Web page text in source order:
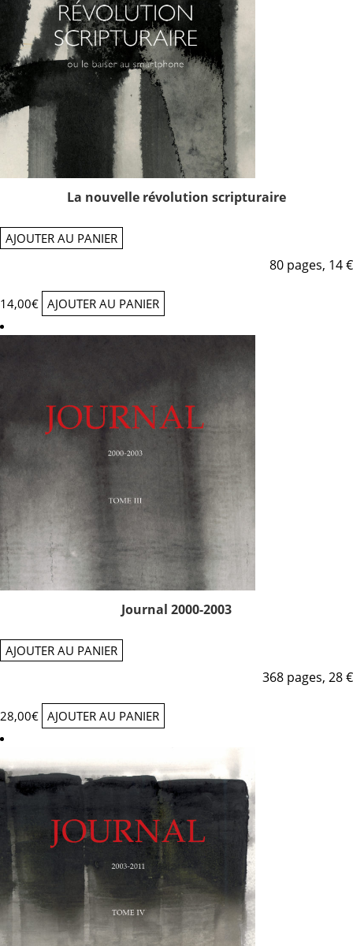
La nouvelle révolution scripturaire
AJOUTER AU PANIER
80 pages, 14 €
14,00€ AJOUTER AU PANIER
Journal 2000-2003
AJOUTER AU PANIER
368 pages, 28 €
28,00€ AJOUTER AU PANIER